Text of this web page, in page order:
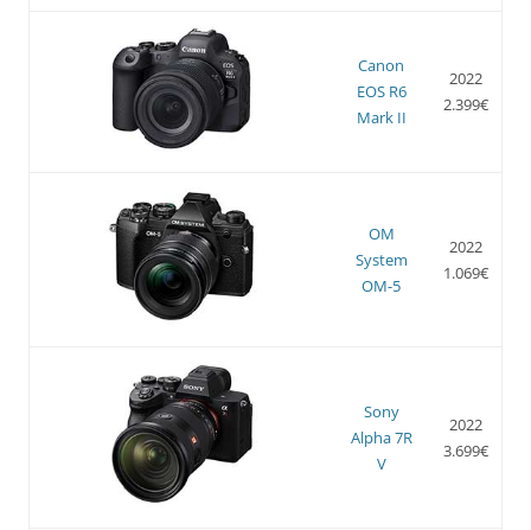
Canon
EOS R6
Mark II
2022
2.399€
OM
System
OM-5
2022
1.069€
Sony
Alpha 7R
V
2022
3.699€